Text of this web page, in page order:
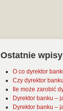
Ostatnie wpisy
O co dyrektor
Czy dyrektor
Ile może zarobić
Dyrektor banku –
Dyrektor banku –